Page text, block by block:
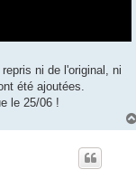
ni de l'original, ni
été ajoutées.
le 25/06 !